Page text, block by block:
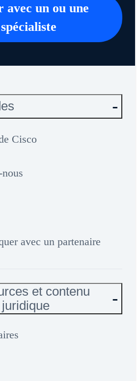
avec un ou une
spécialiste
Cisco
avec un partenaire
et contenu
juridique